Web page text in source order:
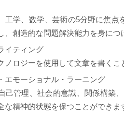
工学、数学、芸術の5分野に焦
、創造的な問題解決能力を身につ
イティング
ノロジーを使用して文章を書く
エモーショナル・ラーニング
己管理、社会的意識、関係構築
な精神的状態を保つことができま